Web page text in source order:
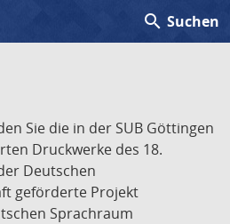
search Suchen
Sie die in der SUB Göttingen
Druckwerke des 18.
Deutschen
geförderte Projekt
Sprachraum